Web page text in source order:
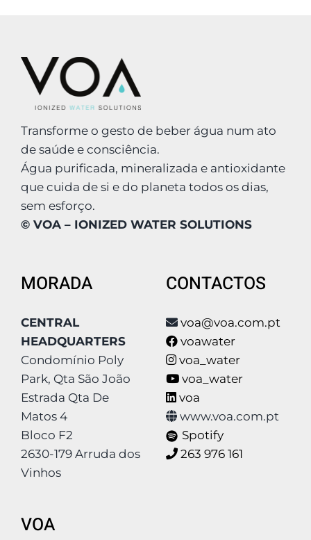
Transforme o gesto de beber água num ato
de saúde e consciência.
Água purificada, mineralizada e antioxidante
que cuida de si e do planeta todos os dias,
sem esforço.
© VOA – IONIZED WATER SOLUTIONS
MORADA
CENTRAL
HEADQUARTERS
Condomínio Poly
Park, Qta São João
Estrada Qta De
Matos 4
Bloco F2
2630-179 Arruda dos
Vinhos
CONTACTOS
voa@voa.com.pt
voawater
voa_water
voa_water
voa
www.voa.com.pt
Spotify
263 976 161
VOA